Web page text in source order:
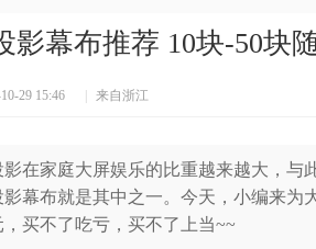
影幕布推荐 10块-50块
29 15:46 来自浙江
在家庭大屏娱乐的比重越来越大，与
影幕布就是其中之一。今天，小编来
，买不了吃亏，买不了上当~~